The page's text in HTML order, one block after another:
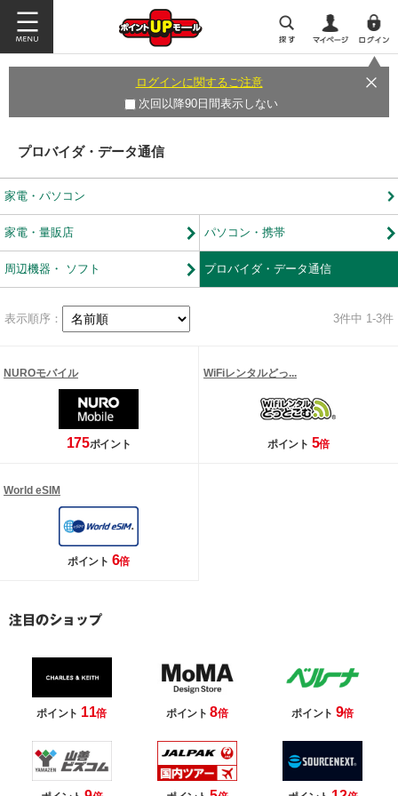
ログインに関するご注意
次回以降90日間表示しない
プロバイダ・データ通信
家電・パソコン
家電・量販店 パソコン・携帯
周辺機器・ ソフト プロバイダ・データ通信
表示順序： 3件中 1-3件
NUROモバイル
175ポイント
WiFiレンタルどっ...
ポイント 5倍
World eSIM
ポイント 6倍
ポイント 11倍 ポイント8倍 ポイント 9倍